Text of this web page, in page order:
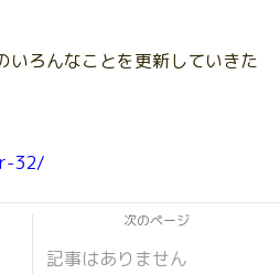
いろんなことを更新していきた
32/
次のページ
記事はありません